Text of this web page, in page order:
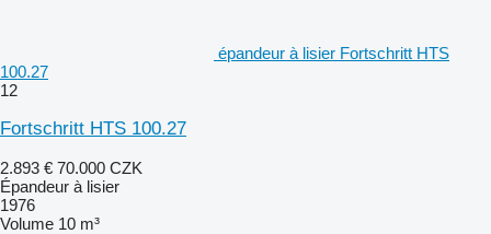
épandeur à lisier Fortschritt HTS
100.27
12
Fortschritt HTS 100.27
2.893 € 70.000 CZK
Épandeur à lisier
1976
Volume 10 m³